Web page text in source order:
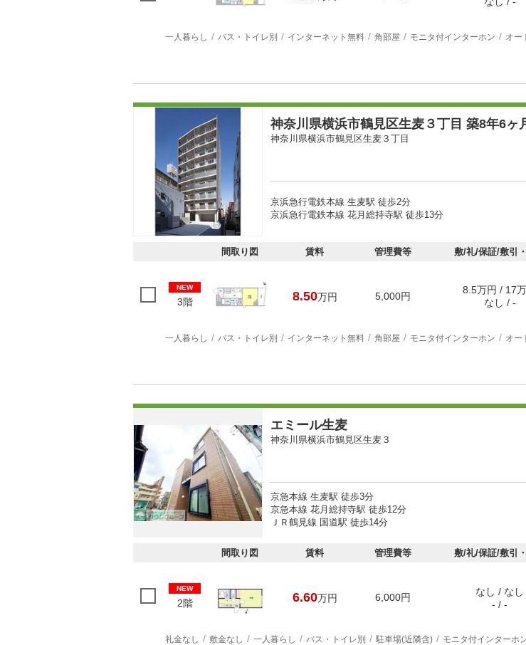
一人暮らし バス・トイレ別 インターネット無料 角部屋 モニタ付インターホン オー
神奈川県横浜市鶴見区生麦３丁目 築8年6ヶ
神奈川県横浜市鶴見区生麦３丁目
京浜急行電鉄本線 生麦駅 徒歩2分
京浜急行電鉄本線 花月総持寺駅 徒歩13分
間取り図 賃料 管理費等 敷/礼/保証/敷引
NEW
3階 8.50万円 5,000円
8.5万円 / 17
なし / -
一人暮らし バス・トイレ別 インターネット無料 角部屋 モニタ付インターホン オー
エミール生麦
神奈川県横浜市鶴見区生麦３
京急本線 生麦駅 徒歩3分
京急本線 花月総持寺駅 徒歩12分
ＪＲ鶴見線 国道駅 徒歩14分
間取り図 賃料 管理費等 敷/礼/保証/敷引
NEW
2階 6.60万円 6,000円
なし / なし
- / -
礼金なし 敷金なし 一人暮らし バス・トイレ別 駐車場(近隣含) モニタ付インターホ